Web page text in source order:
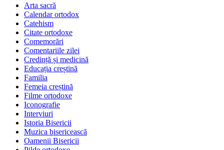
Arta sacră
Calendar ortodox
Catehism
Citate ortodoxe
Comemorări
Comentariile zilei
Credință și medicină
Educația creștină
Familia
Femeia creștină
Filme ortodoxe
Iconografie
Interviuri
Istoria Bisericii
Muzica bisericească
Oamenii Bisericii